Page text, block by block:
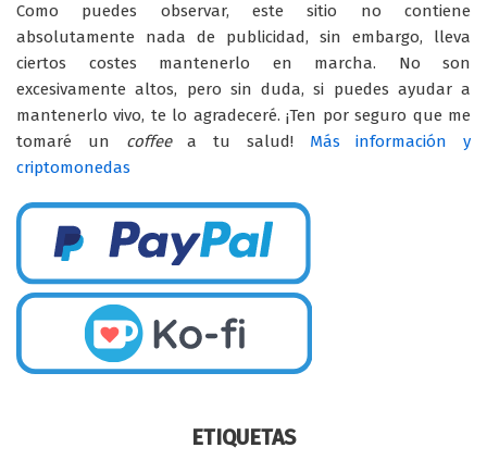
Como puedes observar, este sitio no contiene
absolutamente nada de publicidad, sin embargo, lleva
ciertos costes mantenerlo en marcha. No son
excesivamente altos, pero sin duda, si puedes ayudar a
mantenerlo vivo, te lo agradeceré. ¡Ten por seguro que me
tomaré un coffeea tu salud! Más información y
criptomonedas
ETIQUETAS